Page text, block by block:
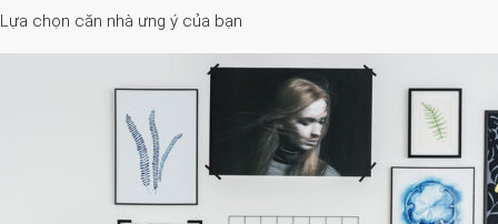
Lựa chọn căn nhà ưng ý của bạn